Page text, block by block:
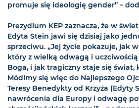
promuje się ideologię gender” –
Prezydium KEP zaznacza, że w
Edyta Stein jawi się dzisiaj jako
sprzeciwu. „Jej życie pokazuje, jak
który z wielką odwagą i
Boga, i jak tragiczny staje się świat,
Módlmy się więc do Najlepszego
Teresy Benedykty od Krzyża (Edyty
nawrócenia dla Europy i odwagę